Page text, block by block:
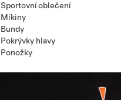
Sportovní oblečení
Mikiny
Bundy
Pokrývky hlavy
Ponožky